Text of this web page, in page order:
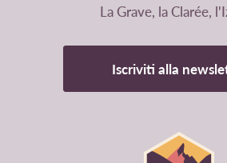
La Grave, la Clarée,
Iscriviti alla